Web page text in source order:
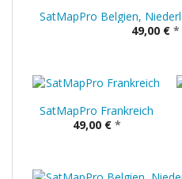
SatMapPro Belgien,
49,00 € *
SatMapPro Frankreich
49,00 € *